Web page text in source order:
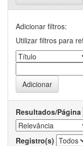
Adicionar filtros:
Utilizar filtros para
Resultados/Página
Registro(s)